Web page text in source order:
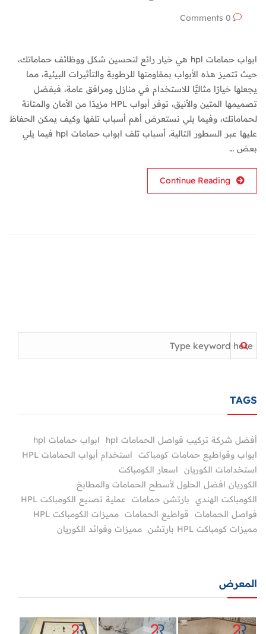
ابواب حمامات hpl هي خيار رائع لتحسين شكل ووظائف حماماتك،
حيث تتميز هذه الأبواب بمقاومتها للرطوبة والتأثيرات البيئية، مما
يجعلها خيارًا مثاليًّا للاستخدام في منازل ومرافق عامة، فبفضل
تصميمها المتين والأنيق، توفر أبواب HPL مزيدًا من الأمان والمتانة
لحماماتك، وفيما يلي نستعرض أهم أسباب تلفها وكيف يمكن الحفاظ
عليها عبر السطور التالية. أسباب تلف ابواب حمامات hpl فيما يلي
بعض …
Continue Reading
TAGS
أفضل شركة تركيب فواصل الحمامات hpl
ابواب حمامات hpl
ابواب وقواطيع حمامات کومباکت
استخدام أبواب الحمامات HPL
استخدامات الكوريان
اسعار الكومباكت
الكوريان افضل الحلول لأسطح الحمامات والمطابخ
الكومباكت الهندي
بارتشن حمامات
عملية تصنيع الكومباكت HPL
فواصل الحمامات
قواطيع الحمامات مميزات الكومباكت HPL
مميزات كومباكت HPL بارتشن
مميزات وفوائد الكوريان
المعرض